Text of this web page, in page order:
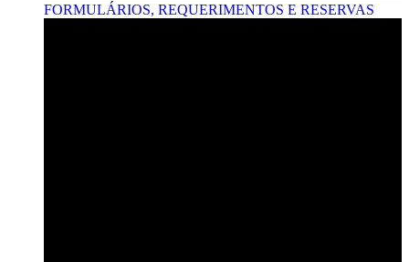
FORMULÁRIOS, REQUERIMENTOS E RESERVAS